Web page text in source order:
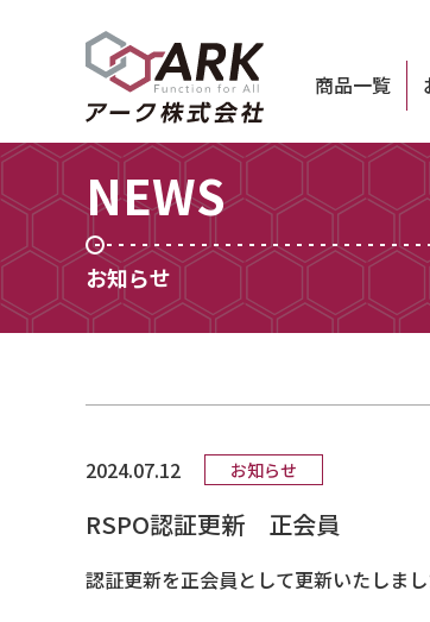
商品一覧
NEWS
お知らせ
2024.07.12 お知らせ
RSPO認証更新 正会員
認証更新を正会員として更新いたしまし